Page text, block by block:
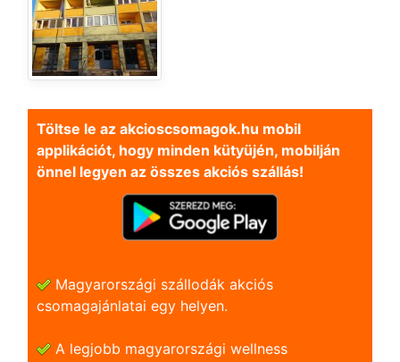
Töltse le az akcioscsomagok.hu mobil
applikációt, hogy minden kütyüjén, mobilján
önnel legyen az összes akciós szállás!
Magyarországi szállodák akciós
csomagajánlatai egy helyen.
A legjobb magyarországi wellness